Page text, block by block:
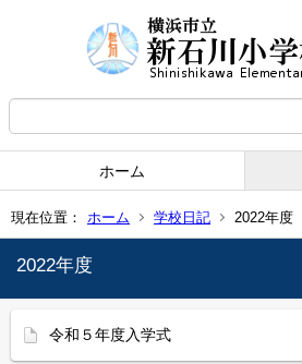
ホーム
現在位置： ホーム 学校日記 2022年度
2022年度
令和５年度入学式